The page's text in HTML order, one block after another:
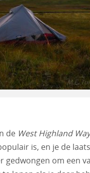
de West Highland Way
is, en je de
gedwongen om een